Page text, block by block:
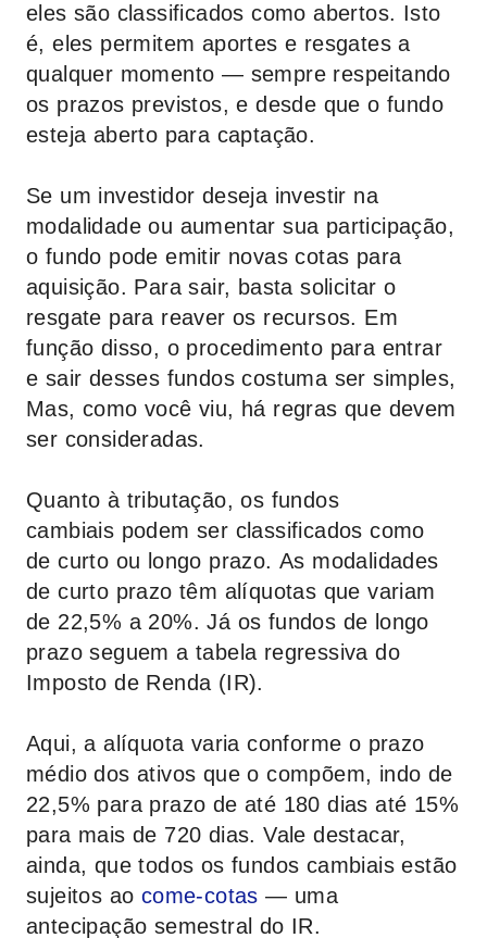
eles são classificados como abertos. Isto
é, eles permitem aportes e resgates a
qualquer momento — sempre respeitando
os prazos previstos, e desde que o fundo
esteja aberto para captação.
Se um investidor deseja investir na
modalidade ou aumentar sua participação,
o fundo pode emitir novas cotas para
aquisição. Para sair, basta solicitar o
resgate para reaver os recursos. Em
função disso, o procedimento para entrar
e sair desses fundos costuma ser simples,
Mas, como você viu, há regras que devem
ser consideradas.
Quanto à tributação, os fundos
cambiais podem ser classificados como
de curto ou longo prazo. As modalidades
de curto prazo têm alíquotas que variam
de 22,5% a 20%. Já os fundos de longo
prazo seguem a tabela regressiva do
Imposto de Renda (IR).
Aqui, a alíquota varia conforme o prazo
médio dos ativos que o compõem, indo de
22,5% para prazo de até 180 dias até 15%
para mais de 720 dias. Vale destacar,
ainda, que todos os fundos cambiais estão
sujeitos ao come-cotas — uma
antecipação semestral do IR.